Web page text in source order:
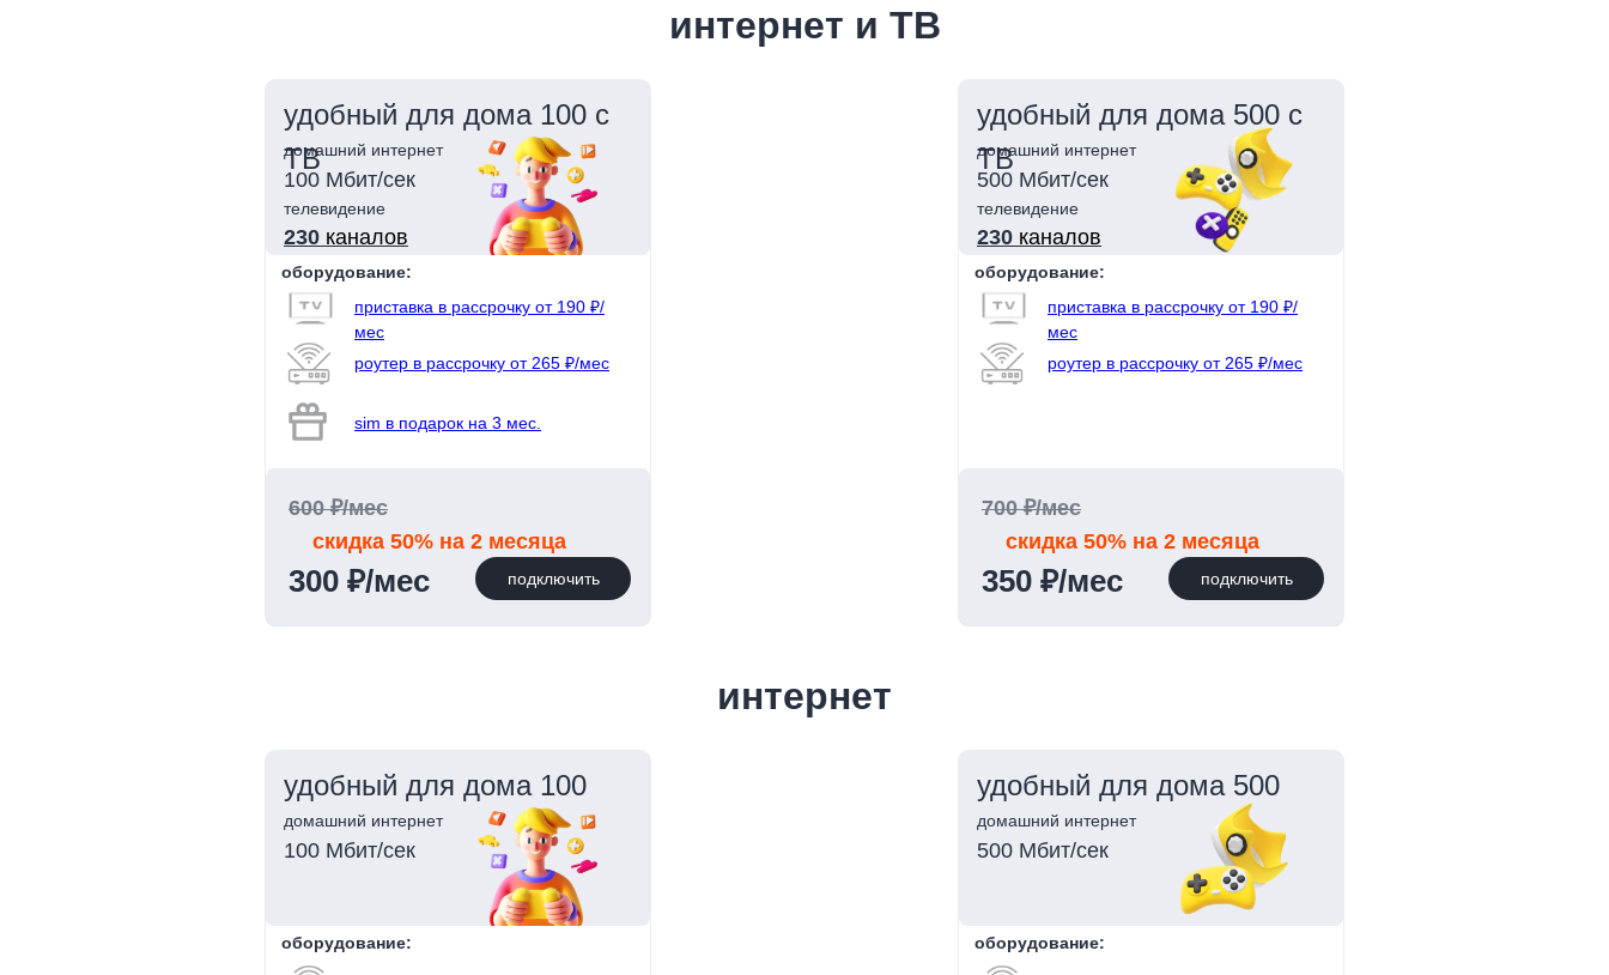
интернет и ТВ
удобный для дома 100 с
ТВ
домашний интернет
телевидение
100 Мбит/сек
230 каналов
300 ₽/мес
600 ₽/мес
скидка 50% на 2 месяца
приставка в рассрочку от 190 ₽/
мес
роутер в рассрочку от 265 ₽/мес
sim в подарок на 3 мес.
оборудование:
подключить
домашний интернет
телевидение
500 Мбит/сек
230 каналов
350 ₽/мес
700 ₽/мес
скидка 50% на 2 месяца
приставка в рассрочку от 190 ₽/
мес
роутер в рассрочку от 265 ₽/мес
оборудование:
подключить
удобный для дома 500 с
ТВ
интернет
удобный для дома 100
домашний интернет
100 Мбит/сек
оборудование:
домашний интернет
500 Мбит/сек
оборудование:
удобный для дома 500